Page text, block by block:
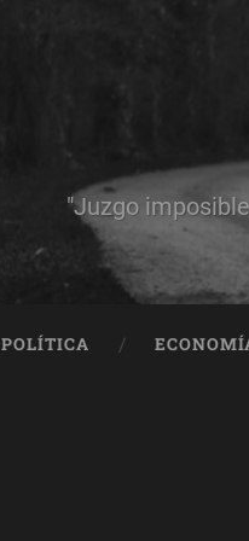
"Juzgo
POLÍTICA